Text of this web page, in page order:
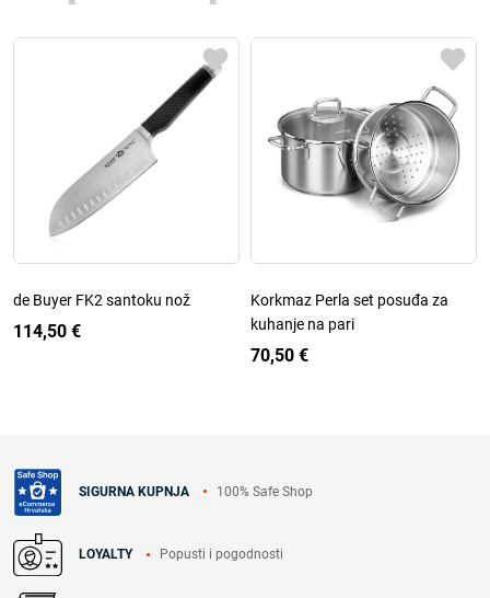
de Buyer FK2 santoku nož
114,50 €
Korkmaz Perla set posuđa za
kuhanje na pari
70,50 €
SIGURNA KUPNJA 100% Safe Shop
LOYALTY Popusti i pogodnosti